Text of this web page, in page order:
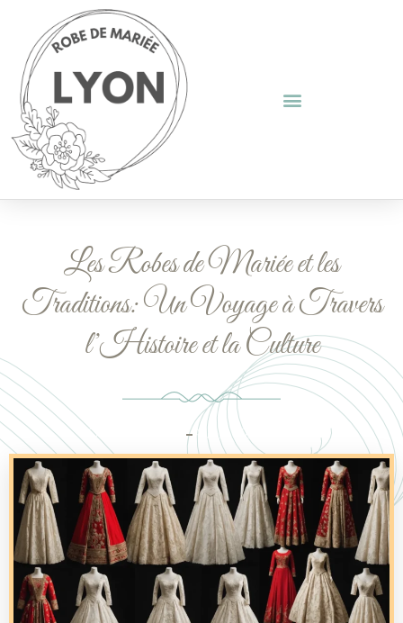
Les Robes de Mariée et les
Traditions: Un Voyage à Travers
l’Histoire et la Culture
Octobre 8, 2024 Aucun Commentaire